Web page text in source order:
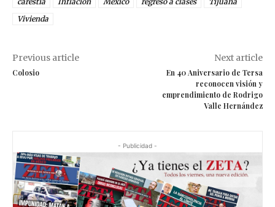
Vivienda
Previous article
Colosio
Next article
En 40 Aniversario de Tersa
reconocen visión y
emprendimiento de Rodrigo
Valle Hernández
- Publicidad -